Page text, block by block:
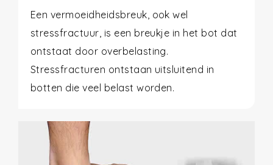
Een vermoeidheidsbreuk, ook wel
stressfractuur, is een breukje in het bot dat
ontstaat door overbelasting.
Stressfracturen ontstaan uitsluitend in
botten die veel belast worden.